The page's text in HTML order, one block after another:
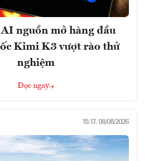
nguồn mở hàng đầu
Kimi K3 vượt rào thử
nghiệm
Đọc ngay
15:17, 08/08/2026